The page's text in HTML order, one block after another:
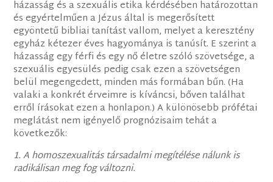
házasság és a szexuális etika kérdésében határozottan
és egyértelműen a Jézus által is megerősített
egyöntetű bibliai tanítást vallom, melyet a keresztény
egyház kétezer éves hagyománya is tanúsít. E szerint a
házasság egy férfi és egy nő életre szóló szövetsége, a
szexuális egyesülés pedig csak ezen a szövetségen
belül megengedett, minden más formában bűn. (Ha
valaki a konkrét érveimre is kíváncsi, bőven találhat
erről írásokat ezen a honlapon.) A különösebb prófétai
meglátást nem igényelő prognózisaim tehát a
következők:
1. A homoszexualitás társadalmi megítélése nálunk is
radikálisan meg fog változni.